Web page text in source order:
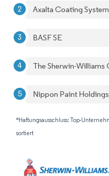
Axalta Coating
BASF SE
The Sherwin-Williams
Nippon Paint
*Haftungsausschluss: Top-
sortiert